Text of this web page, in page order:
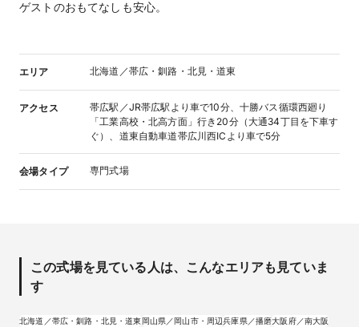
ゲストのおもてなしも安心。
エリア 北海道／帯広・釧路・北見・道東
アクセス
帯広駅／JR帯広駅より車で10分、十勝バス循環西廻り
「工業高校・北高方面」行き20分（大通34丁目を下車す
ぐ）、道東自動車道帯広川西ICより車で5分
会場タイプ 専門式場
この式場を見ている人は、こんなエリアも見ていま
す
北海道／帯広・釧路・北見・道東岡山県／岡山市・周辺兵庫県／播磨大阪府／南大阪